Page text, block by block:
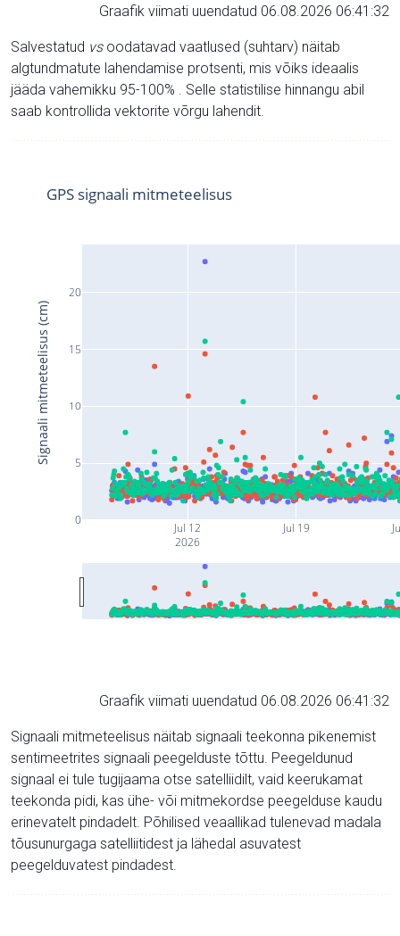
Graafik viimati uuendatud 06.08.2026 06:41:32
Salvestatud vsoodatavad vaatlused (suhtarv) näitab
algtundmatute lahendamise protsenti, mis võiks ideaalis
jääda vahemikku 95-100% . Selle statistilise hinnangu abil
saab kontrollida vektorite võrgu lahendit.
Jul 12
2026
Jul 19
0
5
10
15
20
GPS signaali mitmeteelisus
Signaali mitmeteelisus (cm)
Graafik viimati uuendatud 06.08.2026 06:41:32
Signaali mitmeteelisus näitab signaali teekonna pikenemist
sentimeetrites signaali peegelduste tõttu. Peegeldunud
signaal ei tule tugijaama otse satelliidilt, vaid keerukamat
teekonda pidi, kas ühe- või mitmekordse peegelduse kaudu
erinevatelt pindadelt. Põhilised veaallikad tulenevad madala
tõusunurgaga satelliitidest ja lähedal asuvatest
peegelduvatest pindadest.